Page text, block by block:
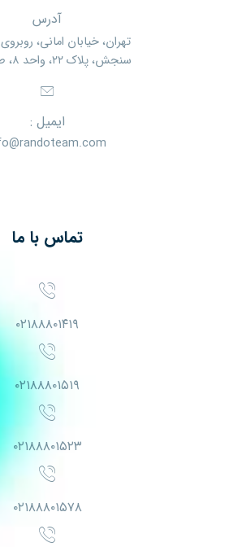
آدرس
تهران، خیابان امانی،
سنجش، پلاک ۲۲، واحد ۸، طبقه دوم
ایمیل :
تماس با ما
۰۲۱۸۸۸۰۱۴۱۹
۰۲۱۸۸۸۰۱۵۱۹
۰۲۱۸۸۸۰۱۵۲۳
۰۲۱۸۸۸۰۱۵۷۸